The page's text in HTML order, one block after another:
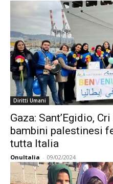
Diritti Umani
Gaza: Sant’Egidio,
bambini palestinesi
tutta Italia
OnuItalia - 09/02/2024